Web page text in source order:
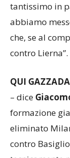
tantissimo in
abbiamo
che, se al
contro Lierna”.
QUI GAZZADA
– dice
formazione
eliminato
contro